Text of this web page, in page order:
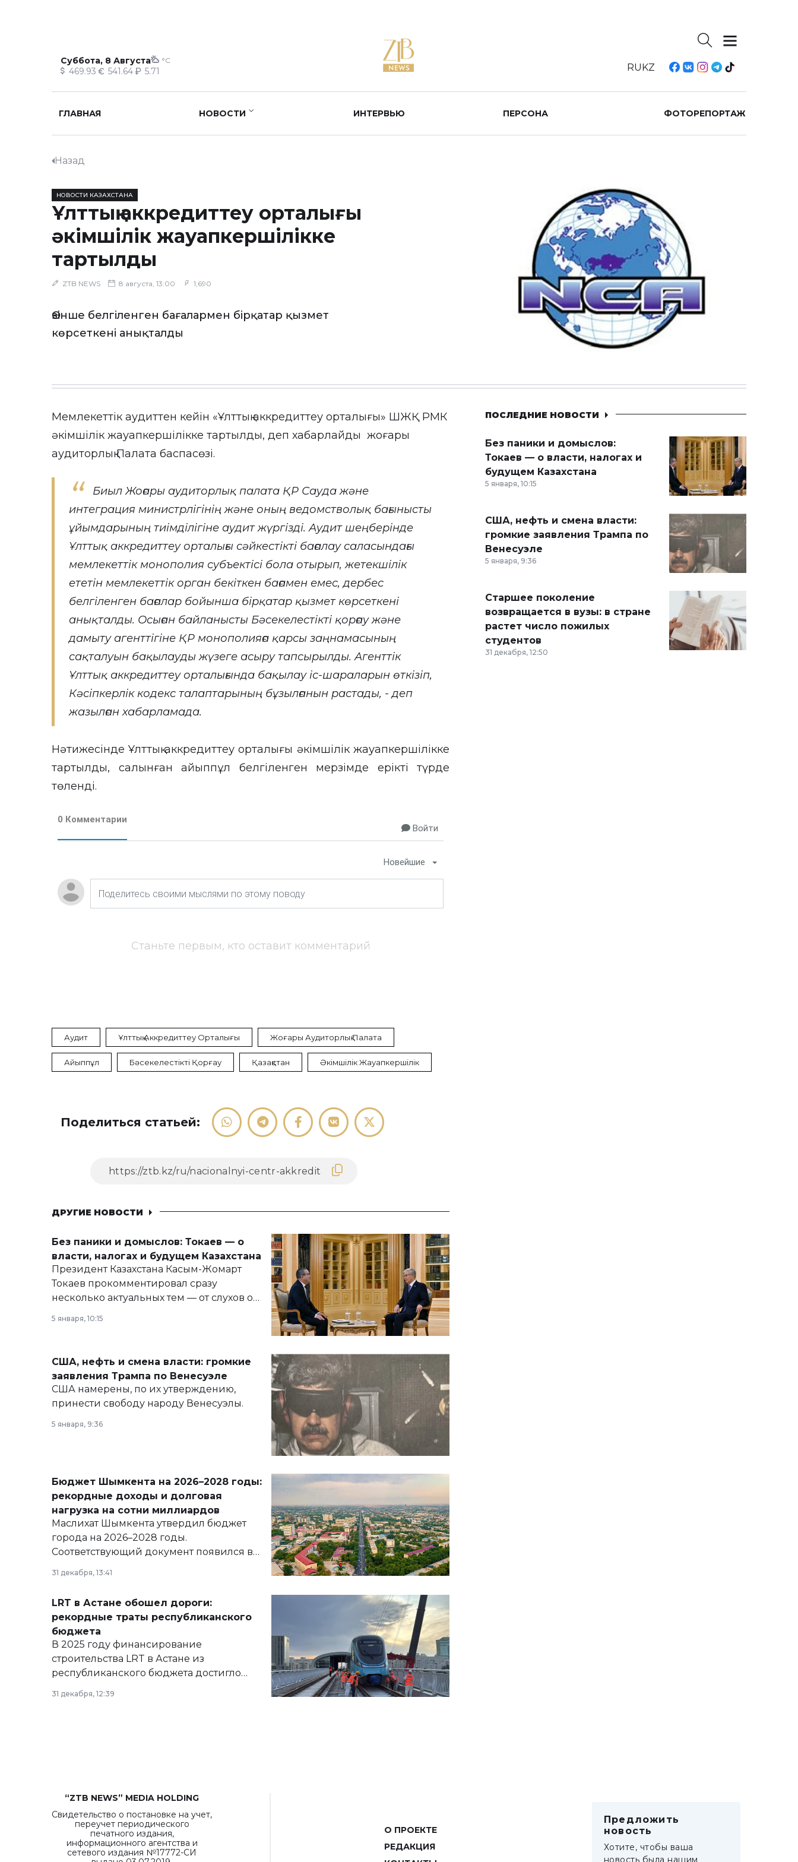
Суббота, 8 Августа °C
469.93 541.64 5.71 RUKZ
ГЛАВНАЯ НОВОСТИ ИНТЕРВЬЮ ПЕРСОНА ФОТОРЕПОРТАЖ
Назад
НОВОСТИ КАЗАХСТАНА
Ұлттық аккредиттеу орталығы
әкімшілік жауапкершілікке
тартылды
ZTB NEWS 8 августа, 13:00 1,690
Өзінше белгіленген бағалармен бірқатар қызмет
көрсеткені анықталды
Мемлекеттік аудиттен кейін «Ұлттық аккредиттеу орталығы» ШЖҚ РМК
әкімшілік жауапкершілікке тартылды, деп хабарлайды жоғары
аудиторлық Палата баспасөзі.
Биыл Жоғары аудиторлық палата ҚР Сауда және
интеграция министрлігінің және оның ведомстволық бағынысты
ұйымдарының тиімділігіне аудит жүргізді. Аудит шеңберінде
Ұлттық аккредиттеу орталығы сәйкестікті бағалау саласындағы
мемлекеттік монополия субъектісі бола отырып, жетекшілік
ететін мемлекеттік орган бекіткен бағамен емес, дербес
белгіленген бағалар бойынша бірқатар қызмет көрсеткені
анықталды. Осыған байланысты Бәсекелестікті қорғау және
дамыту агенттігіне ҚР монополияға қарсы заңнамасының
сақталуын бақылауды жүзеге асыру тапсырылды. Агенттік
Ұлттық аккредиттеу орталығында бақылау іс-шараларын өткізіп,
Кәсіпкерлік кодекс талаптарының бұзылғанын растады, - деп
жазылған хабарламада.
Нәтижесінде Ұлттық аккредиттеу орталығы әкімшілік жауапкершілікке
тартылды, салынған айыппұл белгіленген мерзімде ерікті түрде
төленді.
0 Комментарии
Войти
Новейшие
Станьте первым, кто оставит комментарий
Аудит Ұлттық Аккредиттеу Орталығы Жоғары Аудиторлық Палата
Айыппұл Бәсекелестікті Қорғау Қазақстан Әкімшілік Жауапкершілік
Поделиться статьей:
ДРУГИЕ НОВОСТИ
Без паники и домыслов: Токаев — о
власти, налогах и будущем Казахстана
Президент Казахстана Касым-Жомарт
Токаев прокомментировал сразу
несколько актуальных тем — от слухов о
армии, экономики и личного здоровья.
5 января, 10:15
США, нефть и смена власти: громкие
заявления Трампа по Венесуэле
США намерены, по их утверждению,
принести свободу народу Венесуэлы.
5 января, 9:36
Бюджет Шымкента на 2026–2028 годы:
рекордные доходы и долговая
нагрузка на сотни миллиардов
Маслихат Шымкента утвердил бюджет
города на 2026–2028 годы.
Соответствующий документ появился в
базе нормативных правовых актов и на
сайте маслихат города.
31 декабря, 13:41
LRT в Астане обошел дороги:
рекордные траты республиканского
бюджета
В 2025 году финансирование
строительства LRT в Астане из
республиканского бюджета достигло
рекордных объемов.
31 декабря, 12:39
ПОСЛЕДНИЕ НОВОСТИ
Без паники и домыслов:
Токаев — о власти, налогах и
будущем Казахстана
5 января, 10:15
США, нефть и смена власти:
громкие заявления Трампа по
Венесуэле
5 января, 9:36
Старшее поколение
возвращается в вузы: в стране
растет число пожилых
студентов
31 декабря, 12:50
“ZTB NEWS” MEDIA HOLDING
Свидетельство о постановке на учет,
переучет периодического
печатного издания,
информационного агентства и
сетевого издания №17772-СИ
О ПРОЕКТЕ
РЕДАКЦИЯ
Предложить
новость
Хотите, чтобы ваша
новость была нашим